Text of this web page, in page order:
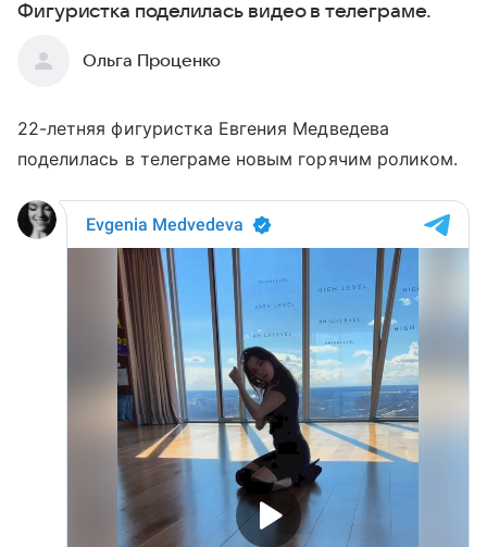
Фигуристка поделилась видео в телеграме.
Ольга Проценко
22-летняя фигуристка Евгения Медведева
поделилась в телеграме новым горячим роликом.